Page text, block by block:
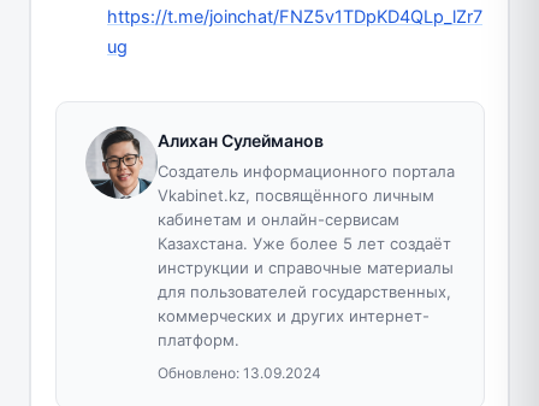
https://t.me/joinchat/FNZ5v1TDpKD4QLp_lZr7
ug
Алихан Сулейманов
Создатель информационного портала
Vkabinet.kz, посвящённого личным
кабинетам и онлайн-сервисам
Казахстана. Уже более 5 лет создаёт
инструкции и справочные материалы
для пользователей государственных,
коммерческих и других интернет-
платформ.
Обновлено: 13.09.2024